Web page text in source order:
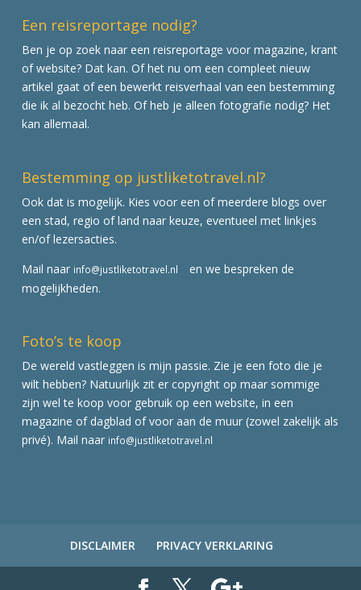
Een reisreportage nodig?
Ben je op zoek naar een reisreportage voor magazine, krant
of website? Dat kan. Of het nu om een compleet nieuw
artikel gaat of een bewerkt reisverhaal van een bestemming
die ik al bezocht heb. Of heb je alleen fotografie nodig? Het
kan allemaal.
Bestemming op justliketotravel.nl?
Ook dat is mogelijk. Kies voor een of meerdere blogs over
een stad, regio of land naar keuze, eventueel met linkjes
en/of lezersacties.
Mail naar info@justliketotravel.nl
en we bespreken de
mogelijkheden.
Foto’s te koop
De wereld vastleggen is mijn passie. Zie je een foto die je
wilt hebben? Natuurlijk zit er copyright op maar sommige
zijn wel te koop voor gebruik op een website, in een
magazine of dagblad of voor aan de muur (zowel zakelijk als
privé). Mail naar info@justliketotravel.nl
DISCLAIMER PRIVACY VERKLARING